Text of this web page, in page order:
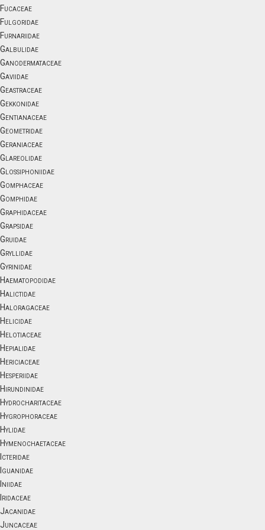
Fucaceae
Fulgoridae
Furnariidae
Galbulidae
Ganodermataceae
Gaviidae
Geastraceae
Gekkonidae
Gentianaceae
Geometridae
Geraniaceae
Glareolidae
Glossiphoniidae
Gomphaceae
Gomphidae
Graphidaceae
Grapsidae
Gruidae
Gryllidae
Gyrinidae
Haematopodidae
Halictidae
Haloragaceae
Helicidae
Helotiaceae
Hepialidae
Hericiaceae
Hesperiidae
Hirundinidae
Hydrocharitaceae
Hygrophoraceae
Hylidae
Hymenochaetaceae
Icteridae
Iguanidae
Iniidae
Iridaceae
Jacanidae
Juncaceae